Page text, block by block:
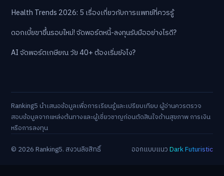
Health Trends 2026: 5 เรื่องเกี่ยวกับการแพทย์ที่ควรรู้
ดอกเบี้ยขาขึ้นรอบใหม่! จัดพอร์ตหนี้-ลงทุนรับมืออย่างไรดี?
AI จัดพอร์ตเกษียณ วัย 40+ ต้องเริ่มยังไง?
Ranking5 นำเสนอข้อมูลเพื่อการเรียนรู้และเปรียบเทียบ ผู้อ่านควรตรวจ
สอบข้อมูลจากแหล่งต้นทางและผู้เชี่ยวชาญก่อนตัดสินใจด้านสุขภาพ การเงิน
หรือการลงทุน
© 2026 Ranking5. สงวนลิขสิทธิ์
ออกแบบแนวDark Futuristic